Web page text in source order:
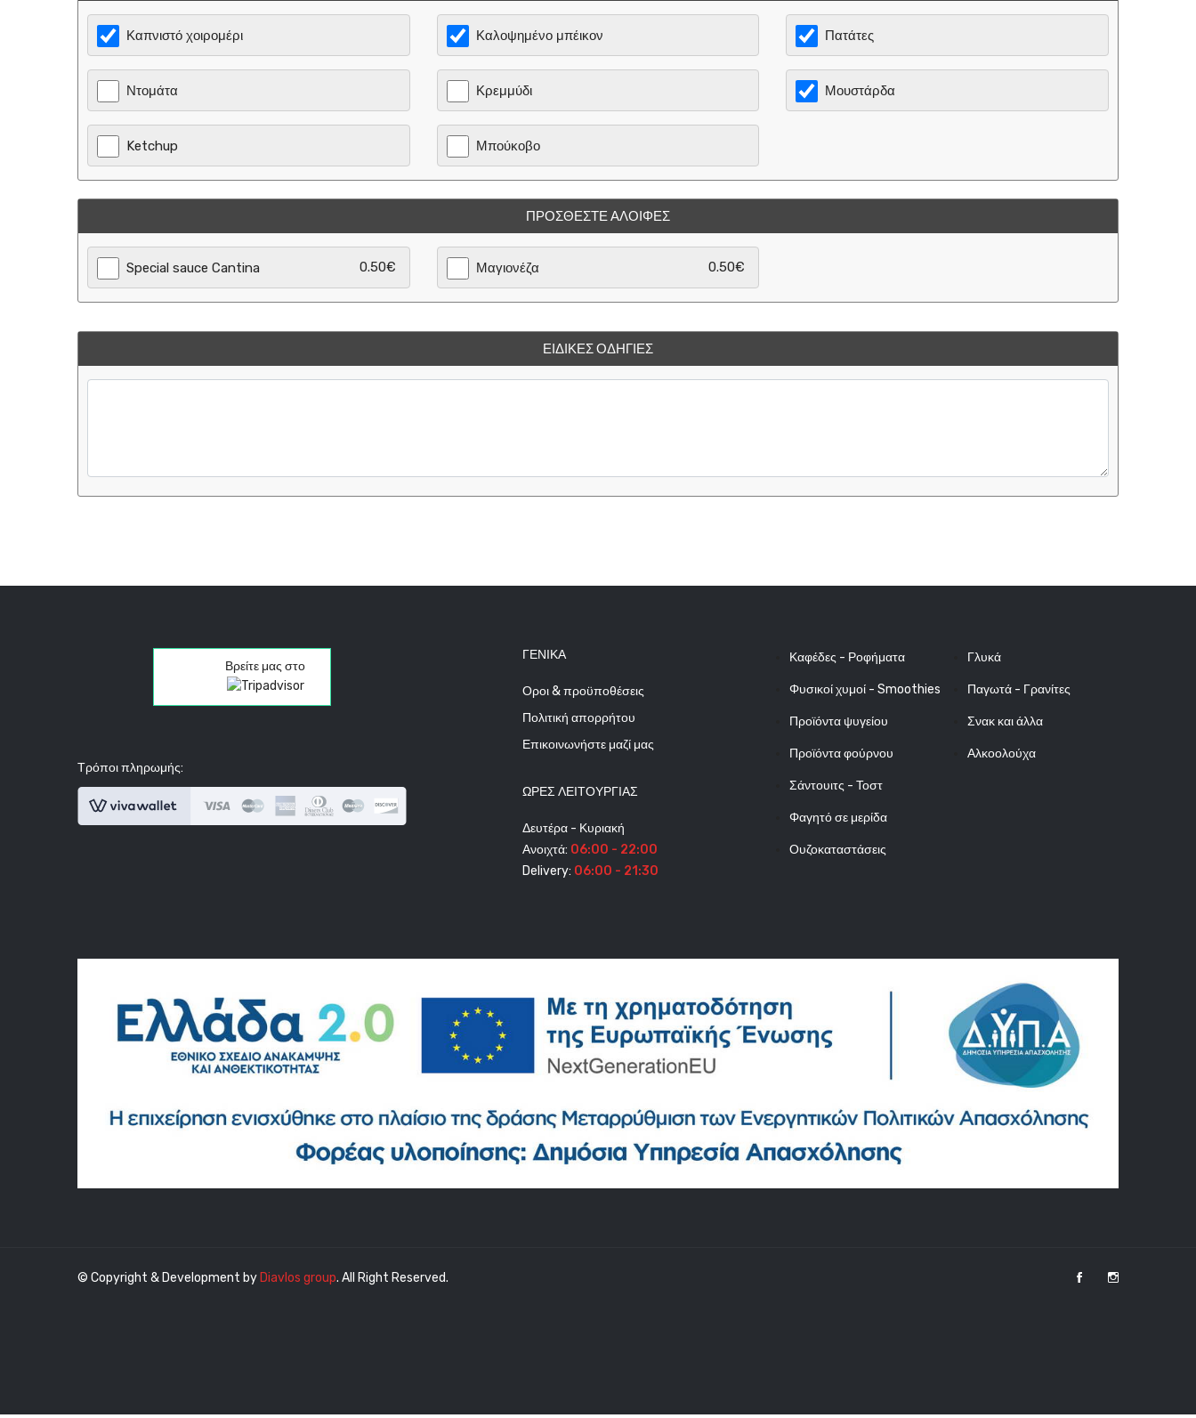
Καπνιστό χοιρομέρι Καλοψημένο μπέικον Πατάτες
Ντομάτα Κρεμμύδι Μουστάρδα
Ketchup Μπούκοβο
ΠΡΟΣΘΈΣΤΕ ΑΛΟΙΦΈΣ
Special sauce Cantina 0.50€ Μαγιονέζα 0.50€
ΕΙΔΙΚΈΣ ΟΔΗΓΊΕΣ
Βρείτε μας στο
Τρόποι πληρωμής:
ΓΕΝΙΚΆ
Οροι & προϋποθέσεις
Πολιτική απορρήτου
Επικοινωνήστε μαζί μας
ΩΡΕΣ ΛΕΙΤΟΥΡΓΊΑΣ
Δευτέρα - Κυριακή
Ανοιχτά: 06:00 - 22:00
Delivery: 06:00 - 21:30
Καφέδες - Ροφήματα
Φυσικοί χυμοί - Smoothies
Προϊόντα ψυγείου
Προϊόντα φούρνου
Σάντουιτς - Τοστ
Φαγητό σε μερίδα
Ουζοκαταστάσεις
Γλυκά
Παγωτά - Γρανίτες
Σνακ και άλλα
Αλκοολούχα
© Copyright & Development by Diavlos group. All Right Reserved.